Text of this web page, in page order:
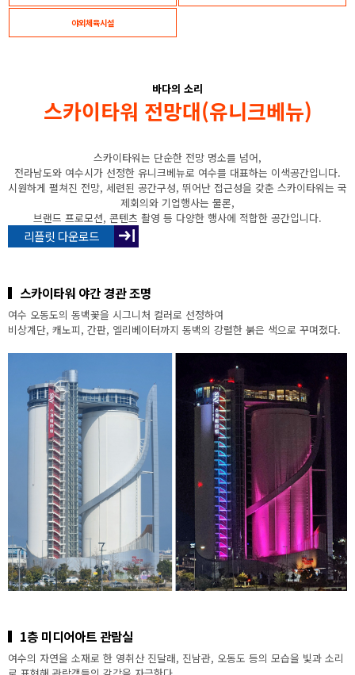
야외체육시설
바다의 소리
스카이타워 전망대(유니크베뉴)
스카이타워는 단순한 전망 명소를 넘어,
전라남도와 여수시가 선정한 유니크베뉴로 여수를 대표하는 이색공간입니다.
시원하게 펼쳐진 전망, 세련된 공간구성, 뛰어난 접근성을 갖춘 스카이타워는 국
제회의와 기업행사는 물론,
브랜드 프로모션, 콘텐츠 촬영 등 다양한 행사에 적합한 공간입니다.
리플릿 다운로드
스카이타워 야간 경관 조명
여수 오동도의 동백꽃을 시그니처 컬러로 선정하여
비상계단, 캐노피, 간판, 엘리베이터까지 동백의 강렬한 붉은 색으로 꾸며졌다.
1층 미디어아트 관람실
여수의 자연을 소재로 한 영취산 진달래, 진남관, 오동도 등의 모습을 빛과 소리